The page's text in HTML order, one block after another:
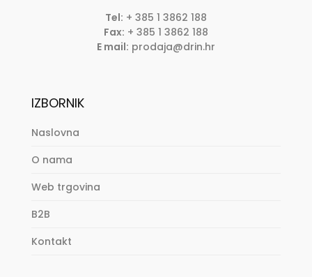
Tel: + 385 1 3862 188
Fax: + 385 1 3862 188
E mail: prodaja@drin.hr
IZBORNIK
Naslovna
O nama
Web trgovina
B2B
Kontakt